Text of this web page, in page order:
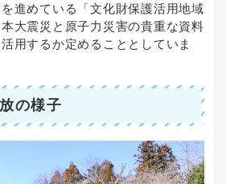
進めている「文化財保護活用地域
大震災と原子力災害の貴重な資料
用するか定めることとしていま
の様子